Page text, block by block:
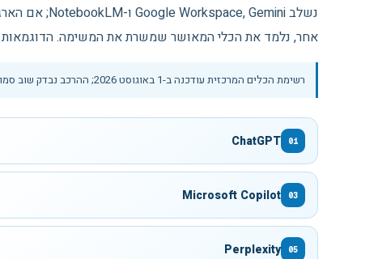
אחר, נלמד את הכלי המאושר שמשרת את המשימה.
רשימת הכלים המרכזית עודכנה ב-1 באוגוסט 2026 ; ההרכב נבדק שוב
01
ChatGPT
03
Microsoft Copilot
05
Perplexity